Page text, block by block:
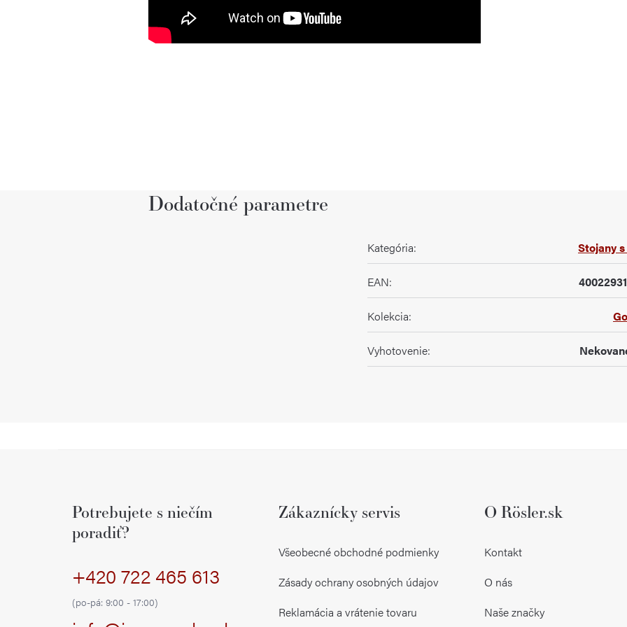
Dodatočné parametre
Kategória: Stojany
EAN:
Kolekcia:
Vyhotovenie:
Potrebujete s niečím
poradiť?
+420 722 465 613
(po-pá: 9:00 - 17:00)
Zákaznícky servis
Všeobecné obchodné podmienky
Zásady ochrany osobných údajov
Reklamácia a vrátenie tovaru
O Rösler.sk
Kontakt
O nás
Naše značky